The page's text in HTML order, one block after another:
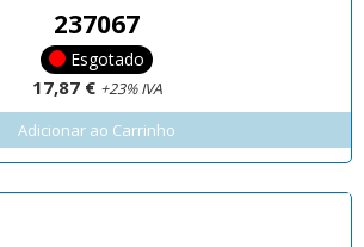
237067
Esgotado
17,87 € +23% IVA
Adicionar ao Carrinho